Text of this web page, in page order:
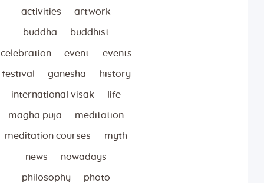
activities artwork
buddha buddhist
celebration event events
festival ganesha history
international visak life
magha puja meditation
meditation courses myth
news nowadays
philosophy photo